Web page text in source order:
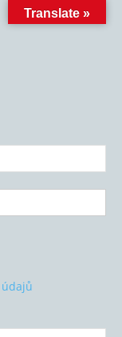
Translate »